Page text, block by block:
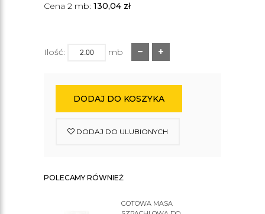
Cena 2 mb: 130,04 zł
Ilość: mb
DODAJ DO KOSZYKA
DODAJ DO ULUBIONYCH
POLECAMY RÓWNIEŻ
GOTOWA MASA